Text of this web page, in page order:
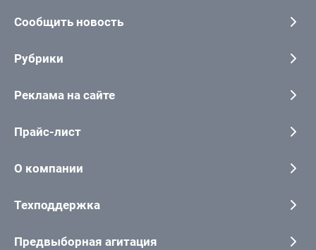
Сообщить новость
Рубрики
Реклама на сайте
Прайс-лист
О компании
Техподдержка
Предвыборная агитация